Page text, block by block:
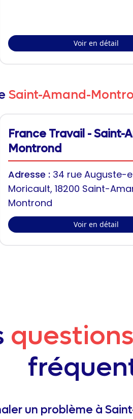
Voir en détail
Saint-Amand-
France Travail - Saint-
Montrond
Adresse : 34 rue Auguste-
Moricault, 18200 Saint-
Montrond
Voir en détail
questions
un problème à